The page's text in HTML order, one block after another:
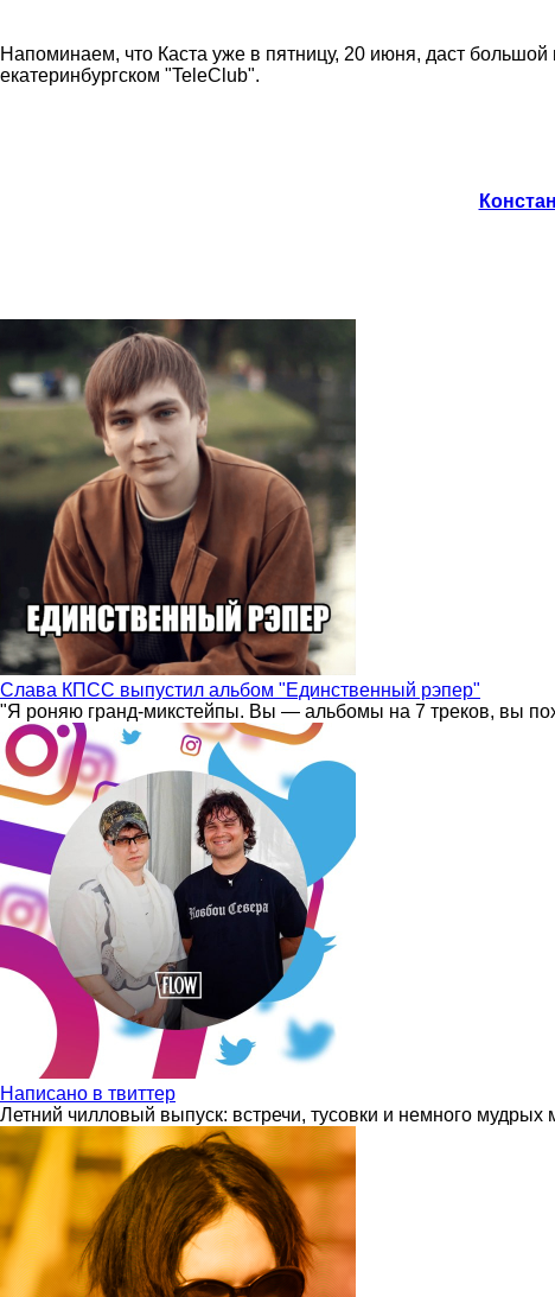
Напоминаем, что Каста уже в пятницу, 20 июня, даст
екатеринбургском "TeleClub".
Слава КПСС выпустил альбом "Единственный рэпер"
"Я роняю гранд-микстейпы. Вы — альбомы на 7 треков, вы
Написано в твиттер
Летний чилловый выпуск: встречи, тусовки и немного мудрых